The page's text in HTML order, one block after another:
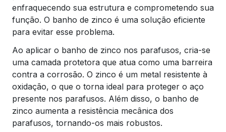
enfraquecendo sua estrutura e comprometendo sua
função. O banho de zinco é uma solução eficiente
para evitar esse problema.
Ao aplicar o banho de zinco nos parafusos, cria-se
uma camada protetora que atua como uma barreira
contra a corrosão. O zinco é um metal resistente à
oxidação, o que o torna ideal para proteger o aço
presente nos parafusos. Além disso, o banho de
zinco aumenta a resistência mecânica dos
parafusos, tornando-os mais robustos.